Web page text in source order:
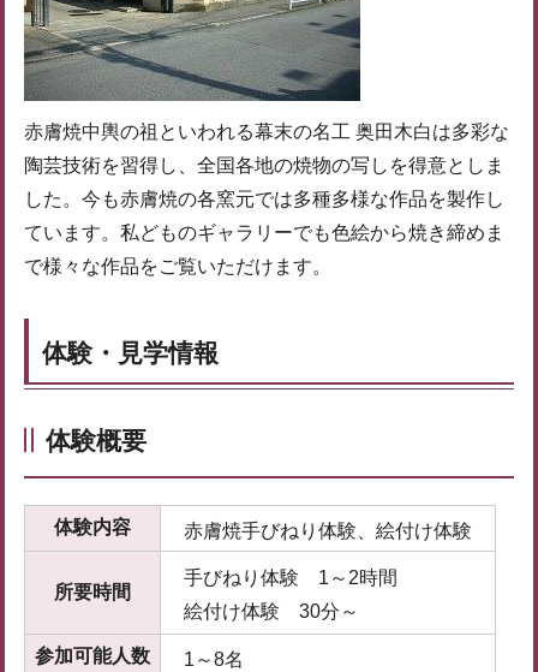
赤膚焼中輿の祖といわれる幕末の名工 奥田木白は多彩な
陶芸技術を習得し、全国各地の焼物の写しを得意としま
した。今も赤膚焼の各窯元では多種多様な作品を製作し
ています。私どものギャラリーでも色絵から焼き締めま
で様々な作品をご覧いただけます。
体験・見学情報
体験概要
体験内容 赤膚焼手びねり体験、絵付け体験
所要時間
手びねり体験 1～2時間
絵付け体験 30分～
参加可能人数 1～8名